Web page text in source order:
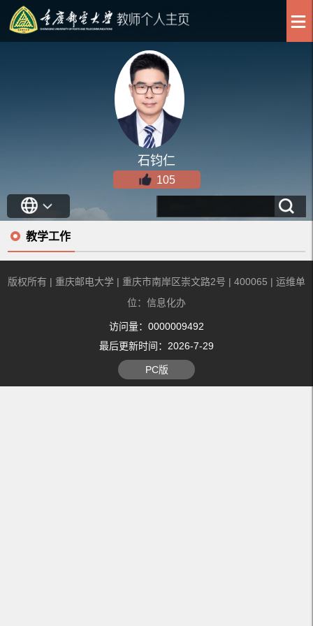
石钧仁
105
教学工作
版权所有 | 重庆邮电大学 | 重庆市南岸区崇文路2号 | 400065 | 运维单
位：信息化办
访问量： 0000009492
最后更新时间： 2026-7-29
PC版